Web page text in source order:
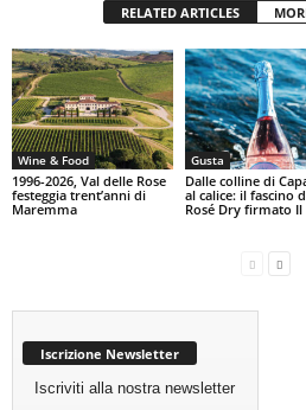
RELATED ARTICLES
Wine & Food
1996-2026, Val delle Rose
festeggia trent’anni di
Maremma
Gusta
Dalle colline di
al calice: il fascino
Rosé Dry firmato Il
Iscrizione Newsletter
Iscriviti alla nostra newsletter